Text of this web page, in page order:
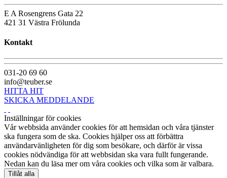
E A Rosengrens Gata 22
421 31 Västra Frölunda
Kontakt
031-20 69 60
info@teuber.se
HITTA HIT
SKICKA MEDDELANDE
Inställningar för cookies
Vår webbsida använder cookies för att hemsidan och våra tjänster
ska fungera som de ska. Cookies hjälper oss att förbättra
användarvänligheten för dig som besökare, och därför är vissa
cookies nödvändiga för att webbsidan ska vara fullt fungerande.
Nedan kan du läsa mer om våra cookies och vilka som är valbara.
Tillåt alla